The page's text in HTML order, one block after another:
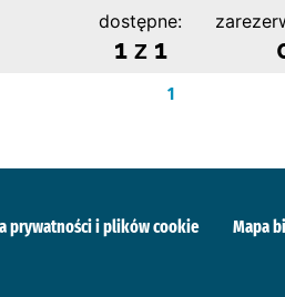
dostępne:
1 z 1
1
prywatności i plików cookie Mapa